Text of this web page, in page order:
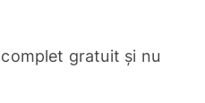
gratuit și nu